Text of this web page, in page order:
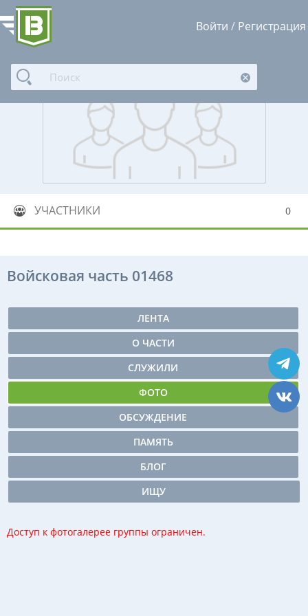
Войти / Регистрация
УЧАСТНИКИ 0
Войсковая часть 01468
ЛЕНТА
О ЧАСТИ
СЛУЖИЛИ
ФОТО
ОБСУЖДЕНИЕ
ПАМЯТЬ
БЛОГ
ИЩУ
Доступ к фотогалерее группы ограничен.